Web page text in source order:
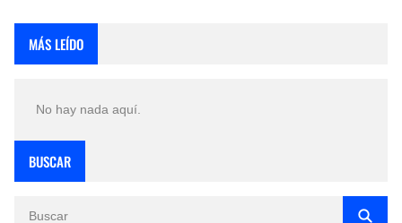
MÁS LEÍDO
No hay nada aquí.
BUSCAR